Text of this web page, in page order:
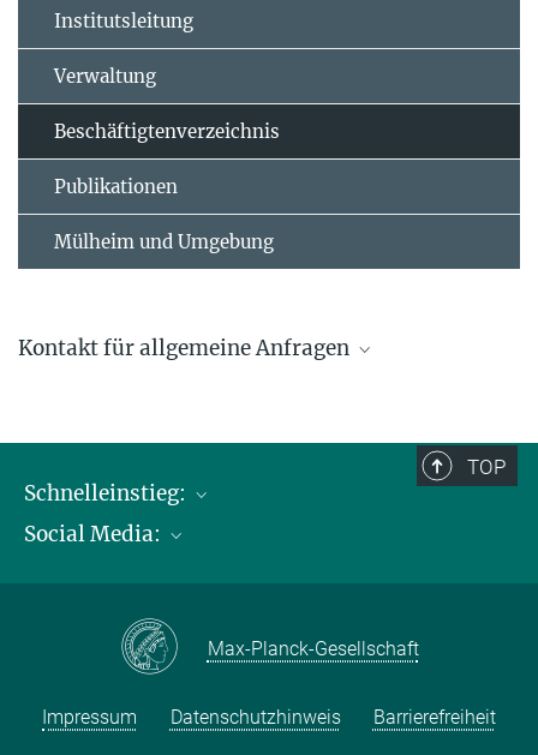
Institutsleitung
Verwaltung
Beschäftigtenverzeichnis
Publikationen
Mülheim und Umgebung
Kontakt für allgemeine Anfragen
TOP
Schnelleinstieg:
Publikationen
Kontakt und Anfahrtsbeschreibung
Social Media:
Max-Planck-Gesellschaft
Impressum Datenschutzhinweis Barrierefreiheit